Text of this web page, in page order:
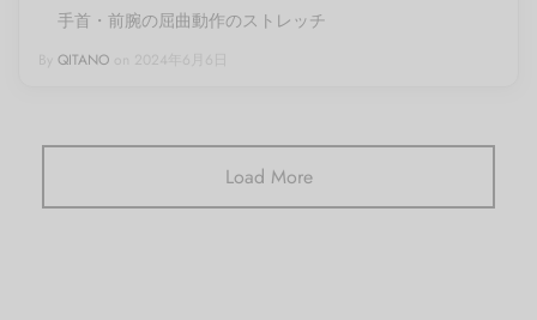
手首・前腕の屈曲動作のストレッチ
QITANO
Load More